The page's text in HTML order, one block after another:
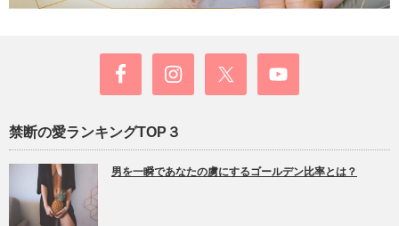
禁断の愛ランキングTOP３
男を一瞬であなたの虜にするゴールデン比率とは？